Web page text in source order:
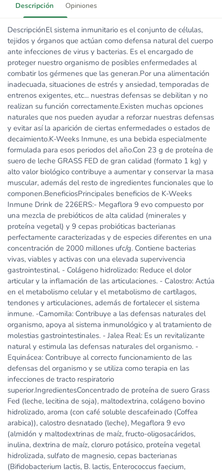
Descripción Opiniones
DescripciónEl sistema inmunitario es el conjunto de células,
tejidos y órganos que actúan como defensa natural del cuerpo
ante infecciones de virus y bacterias. Es el encargado de
proteger nuestro organismo de posibles enfermedades al
combatir los gérmenes que las generan.Por una alimentación
inadecuada, situaciones de estrés y ansiedad, temporadas de
entrenos exigentes, etc... nuestras defensas se debilitan y no
realizan su función correctamente.Existen muchas opciones
naturales que nos pueden ayudar a reforzar nuestras defensas
y evitar así la aparición de ciertas enfermedades o estados de
decaimiento.K-Weeks Inmune, es una bebida especialmente
formulada para esos periodos del año.Con 23 g de proteína de
suero de leche GRASS FED de gran calidad (formato 1 kg) y
alto valor biológico contribuye a aumentar y conservar la masa
muscular, además del resto de ingredientes funcionales que lo
componen.BeneficiosPrincipales beneficios de K-Weeks
Inmune Drink de 226ERS:- Megaflora 9 evo compuesto por
una mezcla de prebióticos de alta calidad (minerales y
proteína vegetal) y 9 cepas probióticas bacterianas
perfectamente caracterizadas y de especies diferentes en una
concentración de 2000 millones ufc/g. Contiene bacterias
vivas, viables y activas con una elevada supervivencia
gastrointestinal. - Colágeno hidrolizado: Reduce el dolor
articular y la inflamación de las articulaciones. - Calostro: Actúa
en el metabolismo celular y el metabolismo de cartílagos,
tendones y articulaciones, además de fortalecer el sistema
inmune. -Camomila: Contribuye a las defensas naturales del
organismo, apoya al sistema inmunológico y al tratamiento de
molestias gastrointestinales. - Jalea Real: Es un revitalizante
natural y estimula las defensas naturales del organismo. -
Equinácea: Contribuye al correcto funcionamiento de las
defensas del organismo y se utiliza como terapia en las
infecciones de tracto respiratorio
superior.IngredientesConcentrado de proteína de suero Grass
Fed (leche, lecitina de soja), maltodextrina, colágeno bovino
hidrolizado, aroma (con café soluble descafeinado (Coffea
arabica)), calostro desnatado (leche), Megaflora 9 evo
(almidón y maltodextrinas de maíz, fructo-oligosacáridos,
inulina, dextrina de maíz, cloruro potásico, proteína vegetal
hidrolizada, sulfato de magnesio, cepas bacterianas
(Bifidobacterium lactis, B. lactis, Enterococcus faecium,